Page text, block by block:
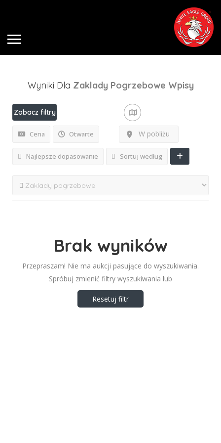
Wyniki Dla Zaklady Pogrzebowe Wpisy
Zobacz filtry
Cena Otwarte W pobliżu
Najlepsze dopasowanie Sortuj według
Brak wyników
Przepraszam! Nie ma aukcji pasujące do wyszukiwania.
Spróbuj zmienić filtry wyszukiwania lub
Resetuj filtr